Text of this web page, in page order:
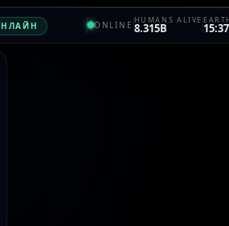
ONLINE HUMANS ALIVE
8.315B